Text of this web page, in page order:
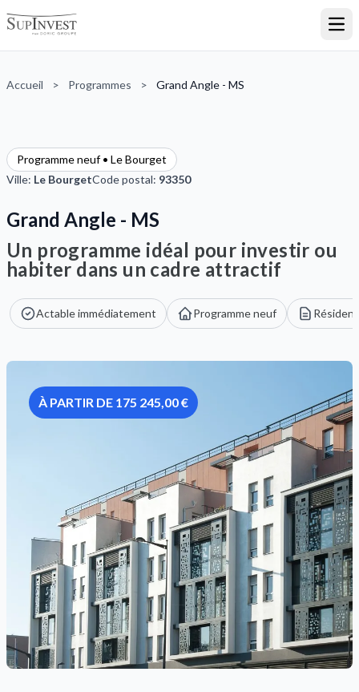
Accueil > Programmes > Grand Angle - MS
Programme neuf • Le Bourget
Ville: Le BourgetCode postal: 93350
Grand Angle - MS
Un programme idéal pour investir ou
habiter dans un cadre attractif
Actable immédiatement Programme neuf
À PARTIR DE 175 245,00 €